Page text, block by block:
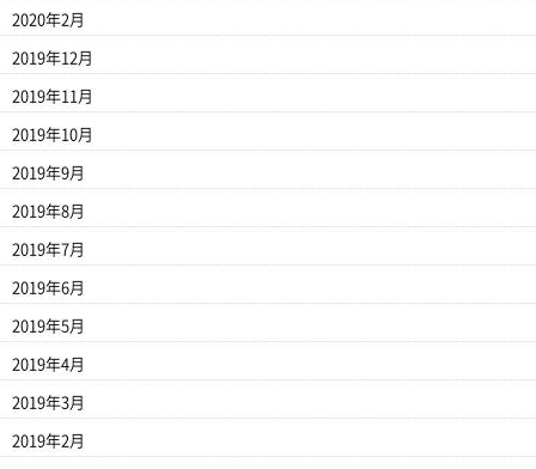
2020年2月
2019年12月
2019年11月
2019年10月
2019年9月
2019年8月
2019年7月
2019年6月
2019年5月
2019年4月
2019年3月
2019年2月